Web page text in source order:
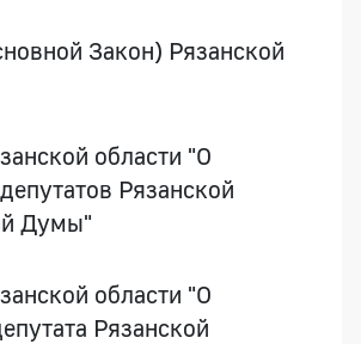
Закон) Рязанской
области "О
Рязанской
Думы"
области "О
Рязанской